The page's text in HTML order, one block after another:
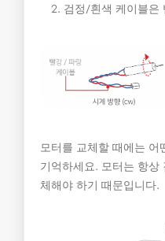
검정/흰색 케이블
모터를 교체할 때에는 어
기억하세요. 모터는 항상
체해야 하기 때문입니다.